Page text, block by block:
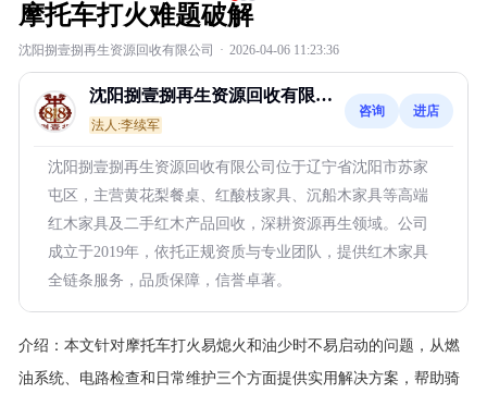
摩托车打火难题破解
沈阳捌壹捌再生资源回收有限公司 · 2026-04-06 11:23:36
沈阳捌壹捌再生资源回收有限公
司
法人:李续军
咨询 进店
沈阳捌壹捌再生资源回收有限公司位于辽宁省沈阳市苏家
屯区，主营黄花梨餐桌、红酸枝家具、沉船木家具等高端
红木家具及二手红木产品回收，深耕资源再生领域。公司
成立于2019年，依托正规资质与专业团队，提供红木家具
全链条服务，品质保障，信誉卓著。
介绍： 本文针对摩托车打火易熄火和油少时不易启动的问题，从燃
油系统、电路检查和日常维护三个方面提供实用解决方案，帮助骑